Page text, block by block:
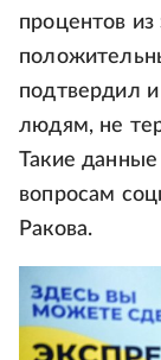
процентов из
подтвердил
людям, не
Такие
вопросам
Ракова.